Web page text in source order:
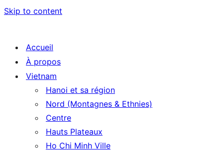
Skip to content
Accueil
À propos
Vietnam
Hanoi et sa région
Nord (Montagnes & Ethnies)
Centre
Hauts Plateaux
Ho Chi Minh Ville